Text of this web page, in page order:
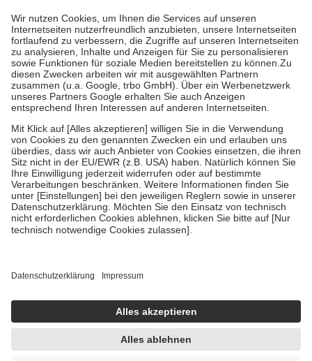
höchstens zehn Euro.
Es sind jedoch nie mehr als die tatsächlichen
Kosten der Leistung zu entrichten.
Diese Regeln gelten grundsätzlich auch für Online-Apotheken.
Bei Heilmitteln und häuslicher Krankenpflege beträgt die
Zuzahlung zehn Prozent der Kosten sowie zehn Euro je
Verordnung.
Um das Engagement der Versicherten für ihre eigene Gesundheit zu
stärken und die besondere Stellung der Familie zu unterstützen,
fallenkeine Zuzahlungenan bei:
• Kindern und Jugendlichen bis zum vollendeten 18. Lebensjahr
mit Ausnahme der Fahrkosten
• Untersuchungen zur Vorsorge und Früherkennung, die von der
GKV getragen werden
• empfohlenen Schutzimpfungen
• Harn- und Blutteststreifen
getroffen, um sicherzustellen, dass es sich um echte Bewertungen
https://help.etrusted.com/hc/de/articles/4419944605341
Einige Bilder und Inhalte wurden unter Zuhilfenahme künstlicher